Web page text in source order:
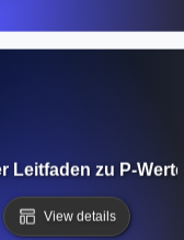
zu P-
View details